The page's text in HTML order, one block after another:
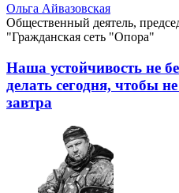
Ольга Айвазовская
Общественный деятель,
"Гражданская сеть "Опора"
Наша устойчивость не
делать сегодня, чтобы
завтра